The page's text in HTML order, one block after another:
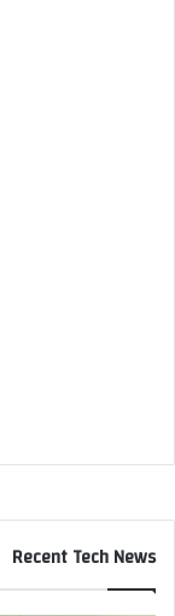
Recent Tech News